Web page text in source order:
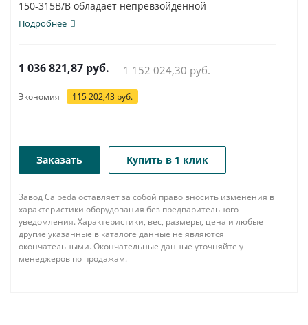
150-315B/B обладает непревзойденной
универсальностью...
Подробнее
1 036 821,87 руб. 1 152 024,30руб.
Экономия 115 202,43 руб.
Заказать Купить в 1 клик
Завод Calpeda оставляет за собой право вносить изменения в
характеристики оборудования без предварительного
уведомления. Характеристики, вес, размеры, цена и любые
другие указанные в каталоге данные не являются
окончательными. Окончательные данные уточняйте у
менеджеров по продажам.